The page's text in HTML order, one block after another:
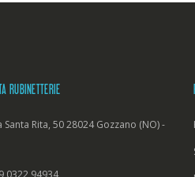
RUBINETTERIE
Santa Rita, 50 28024 Gozzano (NO) -
0322 94934